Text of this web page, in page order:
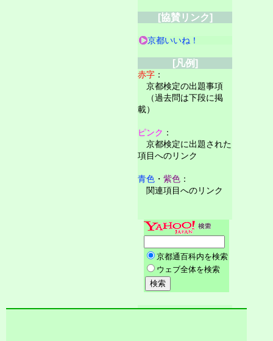
[協賛リンク]
京都いいね！
[凡例]
赤字 ：
京都検定の出題事項
（過去問は下段に掲
載）
ピンク ：
京都検定に出題された
項目へのリンク
青色 ・ 紫色 ：
関連項目へのリンク